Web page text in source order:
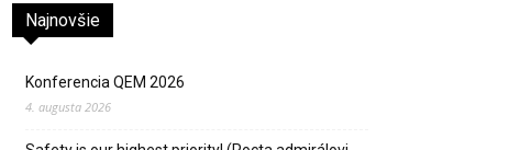
Najnovšie
Konferencia QEM 2026
4. augusta 2026